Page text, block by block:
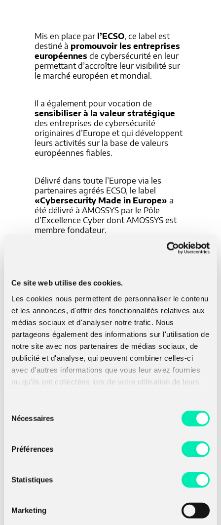
Ce site web utilise des cookies.
Les cookies nous permettent de personnaliser le contenu
et les annonces, d'offrir des fonctionnalités relatives aux
médias sociaux et d'analyser notre trafic. Nous
partageons également des informations sur l'utilisation de
notre site avec nos partenaires de médias sociaux, de
publicité et d'analyse, qui peuvent combiner celles-ci
avec d'autres informations que vous leur avez fournies
ou qu'ils ont collectées lors de votre utilisation de leurs
Nécessaires
Préférences
Statistiques
Marketing
Mis en place par l’ECSO, ce label est
destiné à promouvoir les entreprises
européennes de cybersécurité en leur
permettant d’accroître leur visibilité sur
le marché européen et mondial.
Il a également pour vocation de
sensibiliser à la valeur stratégique
des entreprises de cybersécurité
originaires d’Europe et qui développent
leurs activités sur la base de valeurs
européennes fiables.
Délivré dans toute l’Europe via les
partenaires agréés ECSO, le label
«Cybersecurity Made in Europe» a
été délivré à AMOSSYS par le Pôle
d’Excellence Cyber dont AMOSSYS est
membre fondateur.
« La réglementation européenne se
développant et se structurant, il nous semble
indispensable, compte tenu de nos
nombreux agréments et qualifications
(CESTI,...), de bénéficier du label
Cybersecurity Made In Europe. Nous
espérons que ce label favorisera la visibilité
sur le marché européen de nos offres de
services en cybersécurité et de notre
CyberRange de simulation. »
Voir les dernières